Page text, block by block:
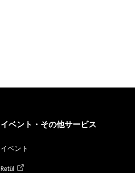
イベント・その他サービス
イベント
Retül